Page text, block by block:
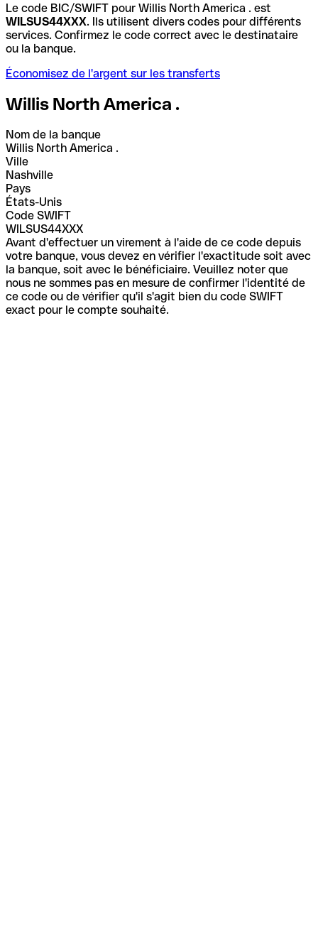
Le code BIC/SWIFT pour Willis North America . est
WILSUS44XXX. Ils utilisent divers codes pour différents
services. Confirmez le code correct avec le destinataire
ou la banque.
Économisez de l'argent sur les transferts
Willis North America .
Nom de la banque
Willis North America .
Ville
Nashville
Pays
États-Unis
Code SWIFT
WILSUS44XXX
Avant d'effectuer un virement à l'aide de ce code depuis
votre banque, vous devez en vérifier l'exactitude soit avec
la banque, soit avec le bénéficiaire. Veuillez noter que
nous ne sommes pas en mesure de confirmer l'identité de
ce code ou de vérifier qu'il s'agit bien du code SWIFT
exact pour le compte souhaité.